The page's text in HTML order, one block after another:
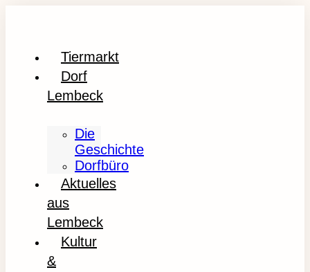
Tiermarkt
Dorf
Lembeck
Die
Geschichte
Dorfbüro
Aktuelles
aus
Lembeck
Kultur
&